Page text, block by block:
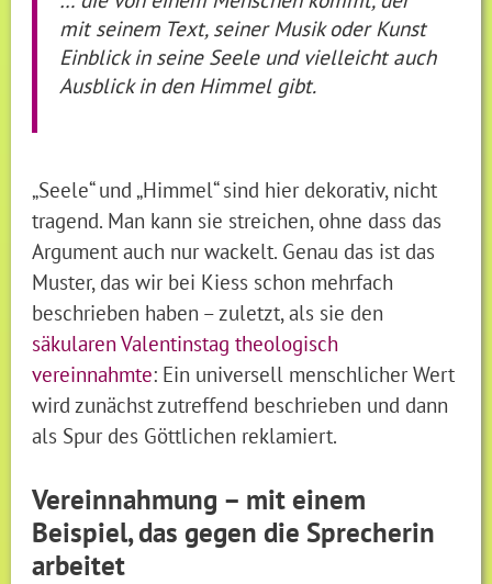
mit seinem Text, seiner Musik oder Kunst
Einblick in seine Seele und vielleicht auch
Ausblick in den Himmel gibt.
„Seele“ und „Himmel“ sind hier dekorativ, nicht
tragend. Man kann sie streichen, ohne dass das
Argument auch nur wackelt. Genau das ist das
Muster, das wir bei Kiess schon mehrfach
beschrieben haben – zuletzt, als sie den
säkularen Valentinstag theologisch
vereinnahmte: Ein universell menschlicher Wert
wird zunächst zutreffend beschrieben und dann
als Spur des Göttlichen reklamiert.
Vereinnahmung – mit einem
Beispiel, das gegen die Sprecherin
arbeitet